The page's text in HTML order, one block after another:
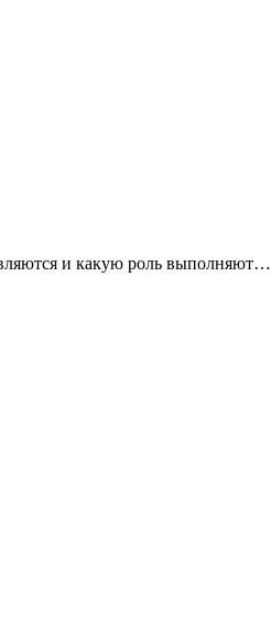
и какую роль выполняют…